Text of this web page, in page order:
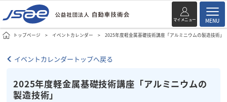
マイメニュー MENU
トップページ イベントカレンダー 2025年度軽金属基礎技術講座「アルミニウムの製造技術」
イベントカレンダートップへ戻る
2025年度軽金属基礎技術講座「アルミニウムの
製造技術」